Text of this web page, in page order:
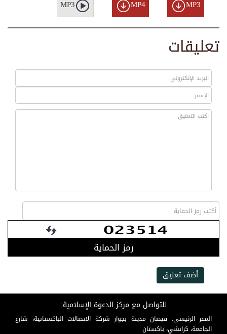
MP3
MP4
MP3
تعليقات
رمز الحماية
أضف تعليق
للتواصل مع مركز الدعوة الإسلامية:
المقر الرئيسي: فيضان مدينة بجوار شركة الاتصالات الباكستانية، شارع
الجامعة، كراتشي، باكستان